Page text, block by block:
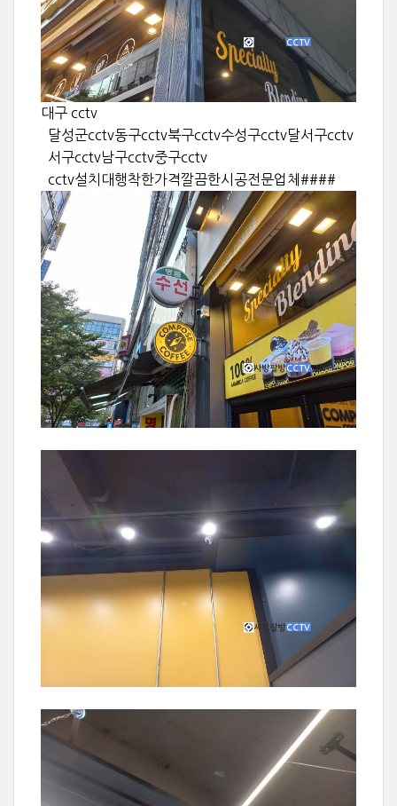
대구 cctv
달성군cctv동구cctv북구cctv수성구cctv달서구cctv
서구cctv남구cctv중구cctv
cctv설치대행착한가격깔끔한시공전문업체####